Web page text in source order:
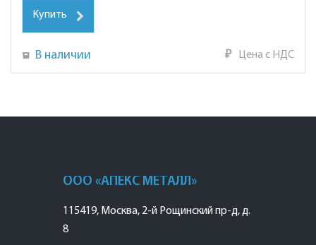
Купить
В наличии ₽ Цена с НДС
ООО «АПЕКС МЕТАЛЛ»
115419, Москва, 2-й Рощинский пр-д, д.
8